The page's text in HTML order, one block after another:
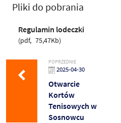
Pliki do pobrania
Regulamin lodeczki
pdf 75,47Kb
POPRZEDNIE
2025-04-30
Otwarcie
Kortów
Tenisowych w
Sosnowcu